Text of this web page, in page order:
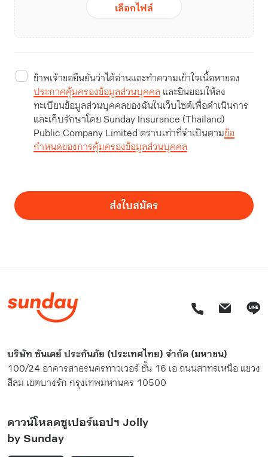
เลือกไฟล์
ข้าพเจ้าขอยืนยันว่าได้อ่านและทำความเข้าใจเนื้อหาของ
ประกาศคุ้มครองข้อมูลส่วนบุคคล และยินยอมให้ลง
ทะเบียนข้อมูลส่วนบุคคลของฉันในเว็บไซต์เพื่อดำเนินการ
และเก็บรักษาโดย Sunday Insurance (Thailand)
Public Company Limited ตราบเท่าที่จำเป็นตามข้อ
กำหนดของการคุ้มครองข้อมูลส่วนบุคคล
ส่งใบสมัคร
บริษัท ซันเดย์ ประกันภัย (ประเทศไทย) จำกัด (มหาชน)
100/24 อาคารสาธรนครทาวเวอร์ ชั้น 16 เอ ถนนสาทรเหนือ แขวง
สีลม เขตบางรัก กรุงเทพมหานคร 10500
ดาวน์โหลดซูเปอร์แอปฯ Jolly
by Sunday